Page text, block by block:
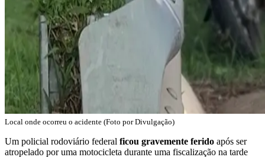
Local onde ocorreu o acidente (Foto por Divulgação)
Um policial rodoviário federal ficou gravemente ferido após ser
atropelado por uma motocicleta durante uma fiscalização na tarde